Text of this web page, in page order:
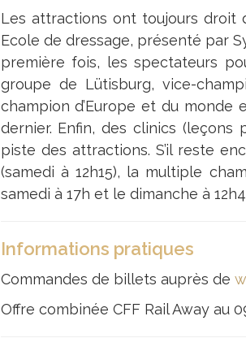
Les attractions ont toujours droit
Ecole de dressage, présenté par
première fois, les spectateurs
groupe de Lütisburg, vice-
champion d’Europe et du
dernier. Enfin, des clinics
piste des attractions. S’il reste
(samedi à 12h15), la multiple
samedi à 17h et le dimanche à
Informations pratiques
Commandes de billets auprès de
Offre combinée CFF Rail Away au